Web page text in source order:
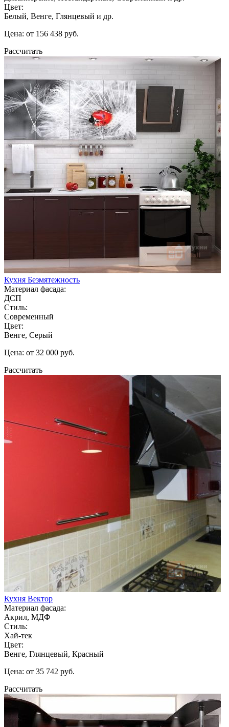
Цвет:
Белый, Венге, Глянцевый и др.
Цена: от 156 438 руб.
Рассчитать
Кухня Безмятежность
Материал фасада:
ДСП
Стиль:
Современный
Цвет:
Венге, Серый
Цена: от 32 000 руб.
Рассчитать
Кухня Вектор
Материал фасада:
Акрил, МДФ
Стиль:
Хай-тек
Цвет:
Венге, Глянцевый, Красный
Цена: от 35 742 руб.
Рассчитать